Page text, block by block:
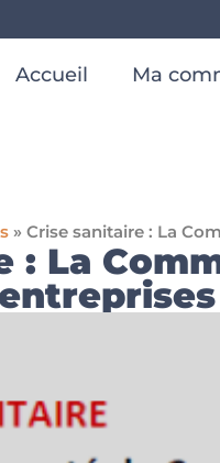
Accueil Ma
» Crise sanitaire : La
: La